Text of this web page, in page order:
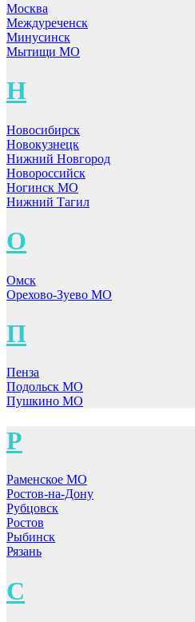
Москва
Междуреченск
Минусинск
Мытищи МО
Н
Новосибирск
Новокузнецк
Нижний Новгород
Новороссийск
Ногинск МО
Нижний Тагил
О
Омск
Орехово-Зуево МО
П
Пенза
Подольск МО
Пушкино МО
Р
Раменское МО
Ростов-на-Дону
Рубцовск
Ростов
Рыбинск
Рязань
С